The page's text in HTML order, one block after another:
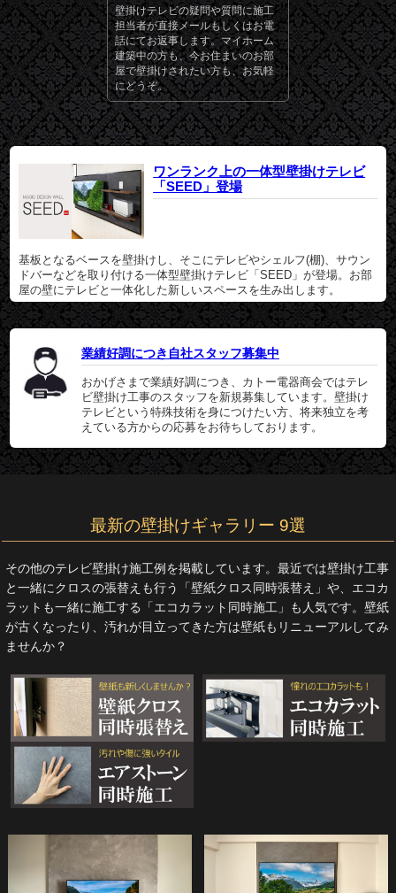
壁掛けテレビの疑問や質問に施工
担当者が直接メールもしくはお電
話にてお返事します。マイホーム
建築中の方も、今お住まいのお部
屋で壁掛けされたい方も、お気軽
にどうぞ。
ワンランク上の一体型壁掛けテレビ
「SEED」登場
基板となるベースを壁掛けし、そこにテレビやシェルフ(棚)、サウン
ドバーなどを取り付ける一体型壁掛けテレビ「SEED」が登場。お部
屋の壁にテレビと一体化した新しいスペースを生み出します。
業績好調につき自社スタッフ募集中
おかげさまで業績好調につき、カトー電器商会ではテレ
ビ壁掛け工事のスタッフを新規募集しています。壁掛け
テレビという特殊技術を身につけたい方、将来独立を考
えている方からの応募をお待ちしております。
最新の壁掛けギャラリー 9選
その他のテレビ壁掛け施工例を掲載しています。最近では壁掛け工事
と一緒にクロスの張替えも行う「壁紙クロス同時張替え」や、エコカ
ラットも一緒に施工する「エコカラット同時施工」も人気です。壁紙
が古くなったり、汚れが目立ってきた方は壁紙もリニューアルしてみ
ませんか？